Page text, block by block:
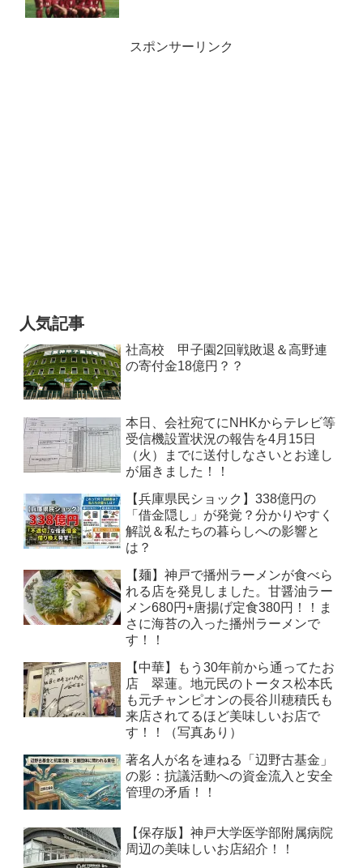
スポンサーリンク
人気記事
社高校 甲子園2回戦敗退＆高野連
の寄付金18億円？？
本日、会社宛てにNHKからテレビ等
受信機設置状況の報告を4月15日
（火）までに送付しなさいとお達し
が届きました！！
【兵庫県民ショック】338億円の
「借金隠し」が発覚？分かりやすく
解説＆私たちの暮らしへの影響と
は？
【麺】神戸で播州ラーメンが食べら
れる店を発見しました。甘醤油ラー
メン680円+唐揚げ定食380円！！ま
さに海苔の入った播州ラーメンで
す！！
【中華】もう30年前から通ってたお
店 翠蓮。地元民のトータス松本氏
も元チャンピオンの長谷川穂積氏も
来店されてるほど美味しいお店で
す！！（写真あり）
著名人が名を連ねる「辺野古基金」
の影：抗議活動への資金流入と安全
管理の矛盾！！
【保存版】神戸大学医学部附属病院
周辺の美味しいお店紹介！！